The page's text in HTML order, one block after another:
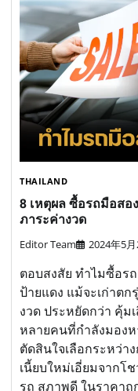
THAILAND
8 เหตุผล ซื้อรถมือสอ
ภาระค่างวด
Editor Team 2024年5月
ตอบสงสัย ทำไมซื้อร
ป้ายแดง แม้จะเก่าต
งวด ประหยัดกว่า คุ้ม
หลายคนที่กำลังมองห
ตัดสินใจเลือกระหว่า
เนี้ยบใหม่เอี่ยมจากโ
รถ สภาพดี ในราคาถู